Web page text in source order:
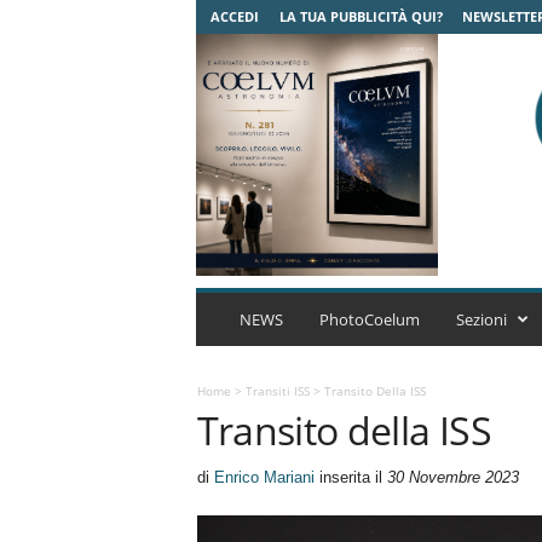
ACCEDI LA TUA PUBBLICITÀ QUI?
C
m
r
NEWS PhotoCoelum Sezioni
Home > Transiti ISS> Transito Della ISS
Transito della ISS
di Enrico Mariani inserita il 30 Novembre 2023